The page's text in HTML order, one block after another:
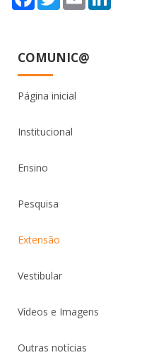
COMUNIC@
Página inicial
Institucional
Ensino
Pesquisa
Extensão
Vestibular
Vídeos e Imagens
Outras notícias